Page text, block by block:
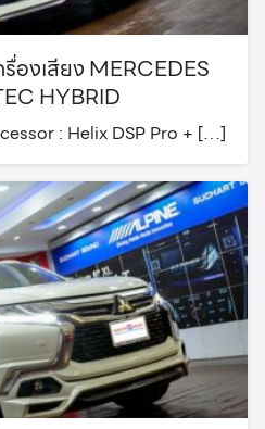
องเสียง MERCEDES
HYBRID
: Helix DSP Pro + […]